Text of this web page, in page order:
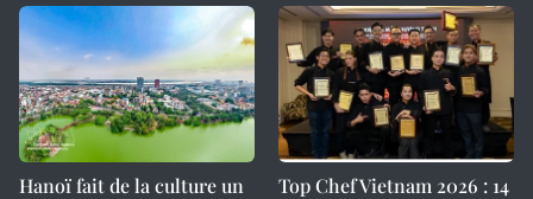
Hanoï fait de la culture un
Top Chef Vietnam 2026 : 14